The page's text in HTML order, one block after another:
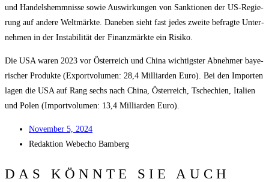
und Han­dels­hemm­nis­se sowie Aus­wir­kun­gen von Sank­tio­nen der US-Regie­
rung auf ande­re Welt­märk­te. Dane­ben sieht fast jedes zwei­te befrag­te Unter­
neh­men in der Insta­bi­li­tät der Finanz­märk­te ein Risiko.
Die USA waren 2023 vor Öster­reich und Chi­na wich­tigs­ter Abneh­mer baye­
ri­scher Pro­duk­te (Export­vo­lu­men: 28,4 Mil­li­ar­den Euro). Bei den Impor­ten
lagen die USA auf Rang sechs nach Chi­na, Öster­reich, Tsche­chi­en, Ita­li­en
und Polen (Import­vo­lu­men: 13,4 Mil­li­ar­den Euro).
Novem­ber 5, 2024
Redak­ti­on Web­echo Bamberg
DAS KÖNNTE SIE AUCH